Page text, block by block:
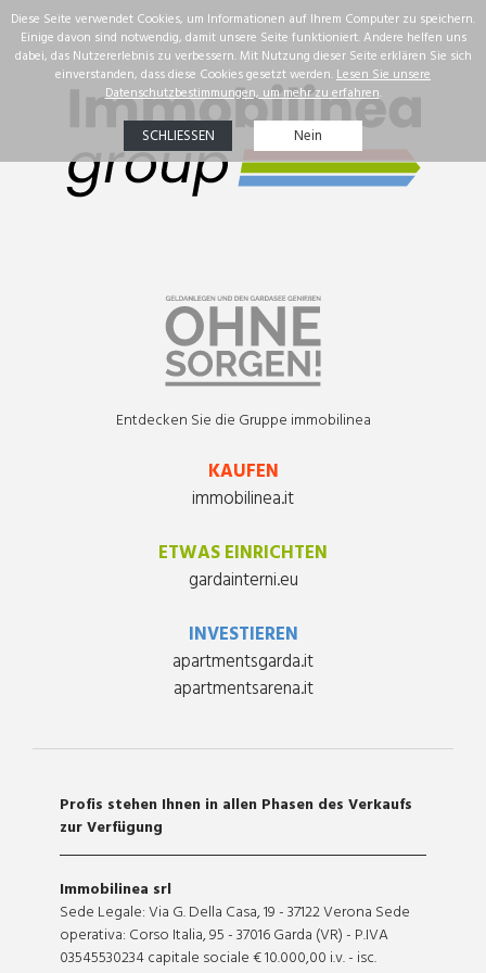
Immobilien
Unsere Erfolge
Immobiliensuche
☰
Profis stehen Ihnen in allen Phasen des Verkaufs
zur Verfügung
Immobilinea srl
Sede Legale: Via G. Della Casa, 19 - 37122 Verona Sede
operativa: Corso Italia, 95 - 37016 Garda (VR) - P.IVA
03545530234 capitale sociale € 10.000,00 i.v. - isc.
Entdecken Sie die Gruppe immobilinea
KAUFEN
immobilinea.it
ETWAS EINRICHTEN
gardainterni.eu
INVESTIEREN
apartmentsgarda.it
apartmentsarena.it